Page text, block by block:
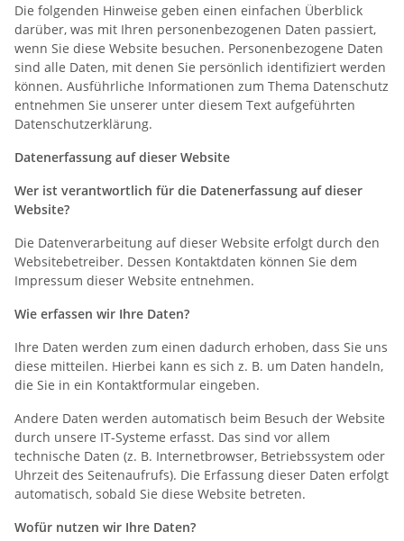
Die folgenden Hinweise geben einen einfachen Überblick
darüber, was mit Ihren personenbezogenen Daten passiert,
wenn Sie diese Website besuchen. Personenbezogene Daten
sind alle Daten, mit denen Sie persönlich identifiziert werden
können. Ausführliche Informationen zum Thema Datenschutz
entnehmen Sie unserer unter diesem Text aufgeführten
Datenschutzerklärung.
Datenerfassung auf dieser Website
Wer ist verantwortlich für die Datenerfassung auf dieser
Website?
Die Datenverarbeitung auf dieser Website erfolgt durch den
Websitebetreiber. Dessen Kontaktdaten können Sie dem
Impressum dieser Website entnehmen.
Wie erfassen wir Ihre Daten?
Ihre Daten werden zum einen dadurch erhoben, dass Sie uns
diese mitteilen. Hierbei kann es sich z. B. um Daten handeln,
die Sie in ein Kontaktformular eingeben.
Andere Daten werden automatisch beim Besuch der Website
durch unsere IT-Systeme erfasst. Das sind vor allem
technische Daten (z. B. Internetbrowser, Betriebssystem oder
Uhrzeit des Seitenaufrufs). Die Erfassung dieser Daten erfolgt
automatisch, sobald Sie diese Website betreten.
Wofür nutzen wir Ihre Daten?